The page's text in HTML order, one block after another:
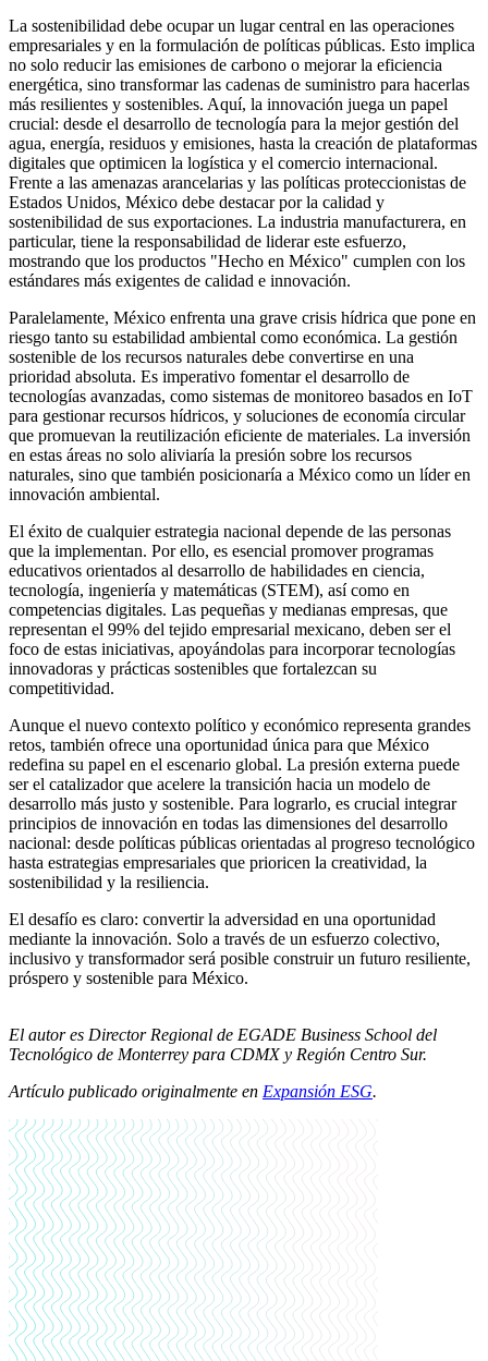
La sostenibilidad debe ocupar un lugar central en las operaciones
empresariales y en la formulación de políticas públicas. Esto implica
no solo reducir las emisiones de carbono o mejorar la eficiencia
energética, sino transformar las cadenas de suministro para hacerlas
más resilientes y sostenibles. Aquí, la innovación juega un papel
crucial: desde el desarrollo de tecnología para la mejor gestión del
agua, energía, residuos y emisiones, hasta la creación de plataformas
digitales que optimicen la logística y el comercio internacional.
Frente a las amenazas arancelarias y las políticas proteccionistas de
Estados Unidos, México debe destacar por la calidad y
sostenibilidad de sus exportaciones. La industria manufacturera, en
particular, tiene la responsabilidad de liderar este esfuerzo,
mostrando que los productos "Hecho en México" cumplen con los
estándares más exigentes de calidad e innovación.
Paralelamente, México enfrenta una grave crisis hídrica que pone en
riesgo tanto su estabilidad ambiental como económica. La gestión
sostenible de los recursos naturales debe convertirse en una
prioridad absoluta. Es imperativo fomentar el desarrollo de
tecnologías avanzadas, como sistemas de monitoreo basados en IoT
para gestionar recursos hídricos, y soluciones de economía circular
que promuevan la reutilización eficiente de materiales. La inversión
en estas áreas no solo aliviaría la presión sobre los recursos
naturales, sino que también posicionaría a México como un líder en
innovación ambiental.
El éxito de cualquier estrategia nacional depende de las personas
que la implementan. Por ello, es esencial promover programas
educativos orientados al desarrollo de habilidades en ciencia,
tecnología, ingeniería y matemáticas (STEM), así como en
competencias digitales. Las pequeñas y medianas empresas, que
representan el 99% del tejido empresarial mexicano, deben ser el
foco de estas iniciativas, apoyándolas para incorporar tecnologías
innovadoras y prácticas sostenibles que fortalezcan su
competitividad.
Aunque el nuevo contexto político y económico representa grandes
retos, también ofrece una oportunidad única para que México
redefina su papel en el escenario global. La presión externa puede
ser el catalizador que acelere la transición hacia un modelo de
desarrollo más justo y sostenible. Para lograrlo, es crucial integrar
principios de innovación en todas las dimensiones del desarrollo
nacional: desde políticas públicas orientadas al progreso tecnológico
hasta estrategias empresariales que prioricen la creatividad, la
sostenibilidad y la resiliencia.
El desafío es claro: convertir la adversidad en una oportunidad
mediante la innovación. Solo a través de un esfuerzo colectivo,
inclusivo y transformador será posible construir un futuro resiliente,
próspero y sostenible para México.
El autor es Director Regional de EGADE Business School del
Tecnológico de Monterrey para CDMX y Región Centro Sur.
Artículo publicado originalmente en Expansión ESG.